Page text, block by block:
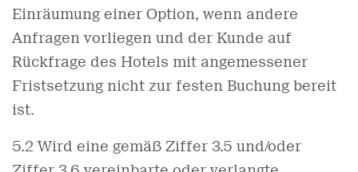
Einräumung einer Option, wenn andere
Anfragen vorliegen und der Kunde auf
Rückfrage des Hotels mit angemessener
Fristsetzung nicht zur festen Buchung bereit
ist.
5.2 Wird eine gemäß Ziffer 3.5 und/oder